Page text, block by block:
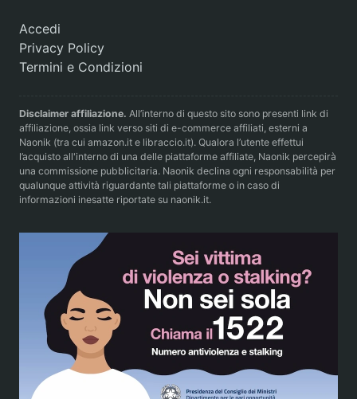
Accedi
Privacy Policy
Termini e Condizioni